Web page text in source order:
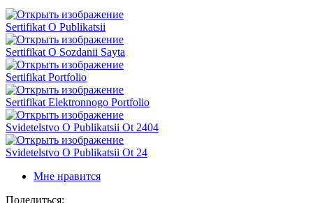
Sertifikat O Publikatsii
Sertifikat O Sozdanii Sayta
Sertifikat Portfolio
Sertifikat Elektronnogo Portfolio
Svidetelstvo O Publikatsii Ot 2404
Svidetelstvo O Publikatsii Ot 24
Мне нравится
Поделиться: